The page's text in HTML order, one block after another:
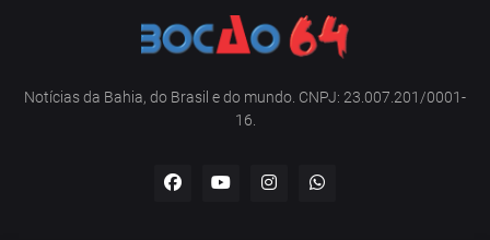
Notícias da Bahia, do Brasil e do mundo. CNPJ: 23.007.201/0001-
16.